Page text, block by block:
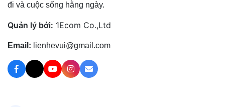
đi và cuộc sống hằng ngày.
Quản lý bởi: 1Ecom Co.,Ltd
Email: lienhevui@gmail.com